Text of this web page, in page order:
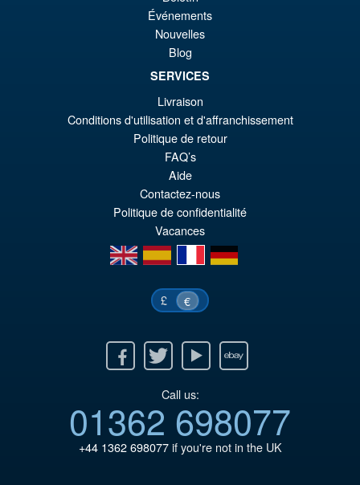
Daima Super Saiyan 4 Son
Gokum ( Adult ) Action Figure
€66.33
PRE ORDENA
Événements
Nouvelles
Blog
SERVICES
Livraison
Conditions d'utilisation et d'affranchissement
Politique de retour
FAQ’s
Aide
Contactez-nous
Politique de confidentialité
Vacances
en
es fr de
£ €
Twitter Youtube Ebay
Call us:
01362 698077
+44 1362 698077if you're not in the UK